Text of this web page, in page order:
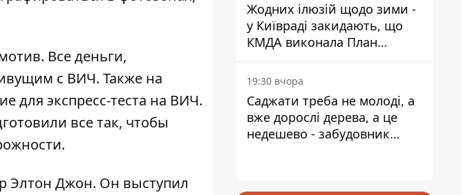
Все деньги,
с ВИЧ. Также на
для экспресс-теста на ВИЧ.
все так, чтобы
Элтон Джон. Он выступил
Жодних ілюзій щодо зими -
у Київраді закидають, що
КМДА виконала План
стійкості на 20%
19:30 вчора
Саджати треба не молоді, а
вже дорослі дерева, а це
недешево - забудовник